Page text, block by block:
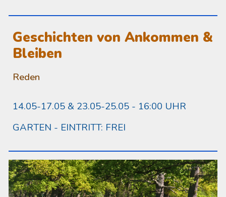
Geschichten von Ankommen &
Bleiben
Reden
14.05-17.05 & 23.05-25.05 - 16:00 UHR
GARTEN - EINTRITT: FREI